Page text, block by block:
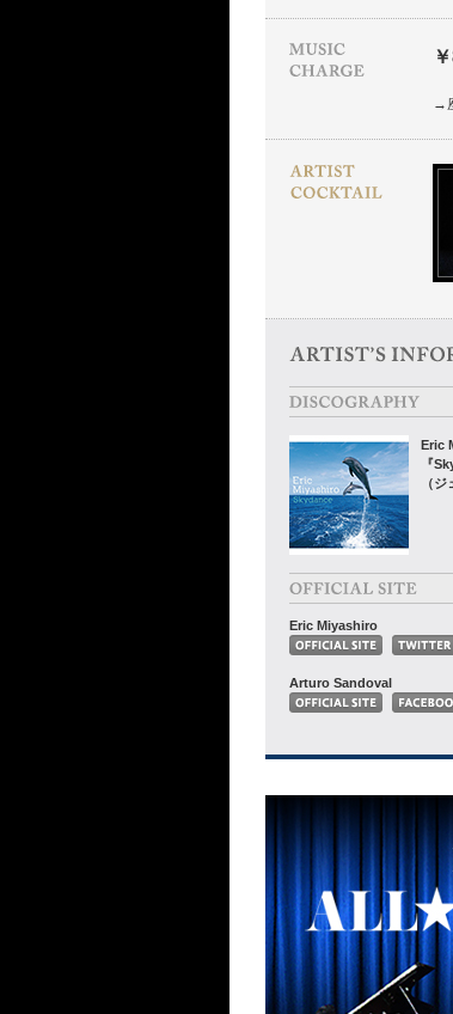
→
Eric
『
（ジ
Eric Miyashiro
Arturo Sandoval